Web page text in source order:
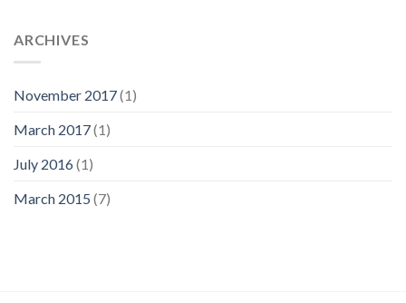
ARCHIVES
November 2017(1)
March 2017(1)
July 2016(1)
March 2015 (7)